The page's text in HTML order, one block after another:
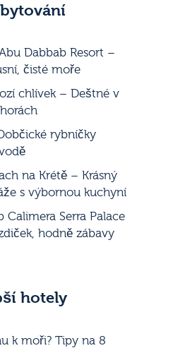
Dabbab Resort –
čisté moře
chlívek – Deštné v
rybníčky
na Krétě – Krásný
s výbornou kuchyní
Calimera Serra Palace
hodně zábavy
hotely
k moři? Tipy na 8